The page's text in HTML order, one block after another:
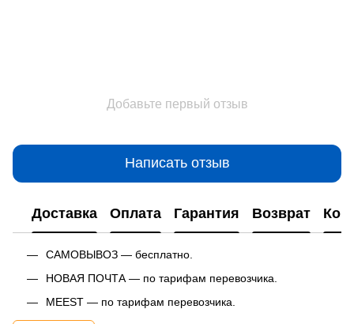
Добавьте первый отзыв
Написать отзыв
Доставка Оплата Гарантия Возврат
САМОВЫВОЗ — бесплатно.
НОВАЯ ПОЧТА — по тарифам перевозчика.
MEEST — по тарифам перевозчика.